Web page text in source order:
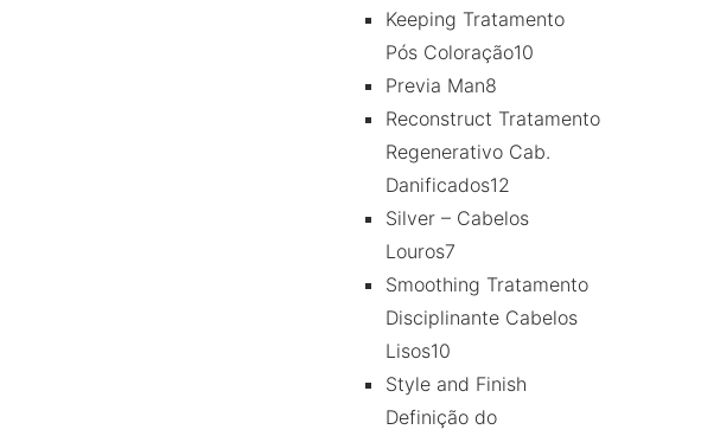
Keeping Tratamento
Pós Coloração10
Previa Man8
Reconstruct Tratamento
Regenerativo Cab.
Danificados12
Silver – Cabelos
Louros7
Smoothing Tratamento
Disciplinante Cabelos
Lisos10
Style and Finish
Definição do